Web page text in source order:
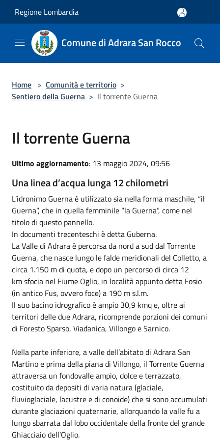
Regione Lombardia
Comune di Adrara San Rocco
Home > Comunità e territorio >
Sentiero della Guerna > Il torrente Guerna
Il torrente Guerna
Ultimo aggiornamento: 13 maggio 2024, 09:56
Una linea d’acqua lunga 12 chilometri
L’idronimo Guerna è utilizzato sia nella forma maschile, “il
Guerna”, che in quella femminile “la Guerna”, come nel
titolo di questo pannello.
In documenti trecenteschi è detta Guberna.
La Valle di Adrara è percorsa da nord a sud dal Torrente
Guerna, che nasce lungo le falde meridionali del Colletto, a
circa 1.150 m di quota, e dopo un percorso di circa 12
km sfocia nel Fiume Oglio, in località appunto detta Fosio
(in antico Fus, ovvero foce) a 190 m s.l.m.
Il suo bacino idrografico è ampio 30,9 kmq e, oltre ai
territori delle due Adrara, ricomprende porzioni dei comuni
di Foresto Sparso, Viadanica, Villongo e Sarnico.
Nella parte inferiore, a valle dell’abitato di Adrara San
Martino e prima della piana di Villongo, il Torrente Guerna
attraversa un fondovalle ampio, dolce e terrazzato,
costituito da depositi di varia natura (glaciale,
fluvioglaciale, lacustre e di conoide) che si sono accumulati
durante glaciazioni quaternarie, allorquando la valle fu a
lungo sbarrata dal lobo occidentale della fronte del grande
Ghiacciaio dell’Oglio.